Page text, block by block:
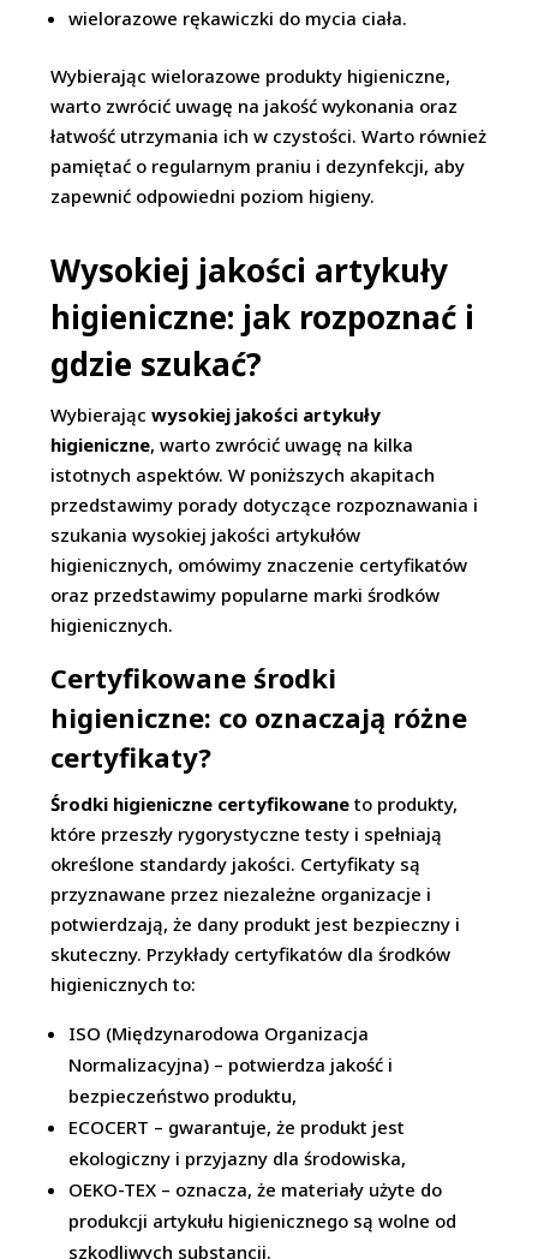
wielorazowe rękawiczki do mycia ciała.
Wybierając wielorazowe produkty higieniczne,
warto zwrócić uwagę na jakość wykonania oraz
łatwość utrzymania ich w czystości. Warto również
pamiętać o regularnym praniu i dezynfekcji, aby
zapewnić odpowiedni poziom higieny.
Wysokiej jakości artykuły
higieniczne: jak rozpoznać i
gdzie szukać?
Wybierającwysokiej jakości artykuły
higieniczne, warto zwrócić uwagę na kilka
istotnych aspektów. W poniższych akapitach
przedstawimy porady dotyczące rozpoznawania i
szukania wysokiej jakości artykułów
higienicznych, omówimy znaczenie certyfikatów
oraz przedstawimy popularne marki środków
higienicznych.
Certyfikowane środki
higieniczne: co oznaczają różne
certyfikaty?
Środki higieniczne certyfikowane to produkty,
które przeszły rygorystyczne testy i spełniają
określone standardy jakości. Certyfikaty są
przyznawane przez niezależne organizacje i
potwierdzają, że dany produkt jest bezpieczny i
skuteczny. Przykłady certyfikatów dla środków
higienicznych to:
ISO (Międzynarodowa Organizacja
Normalizacyjna) – potwierdza jakość i
bezpieczeństwo produktu,
ECOCERT – gwarantuje, że produkt jest
ekologiczny i przyjazny dla środowiska,
OEKO-TEX – oznacza, że materiały użyte do
produkcji artykułu higienicznego są wolne od
szkodliwych substancji.